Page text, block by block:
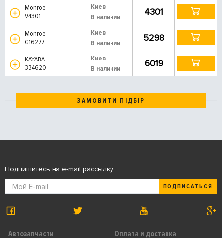
Monroe
V4301
Киев
В наличии
4301
Monroe
G16277
Киев
В наличии
5298
KAYABA
334620
Киев
В наличии
6019
ЗАМОВИТИ ПІДБІР
Автозапчасти Оплата и доставка
Подпишитесь на e-mail рассылку
ПОДПИСАТЬСЯ